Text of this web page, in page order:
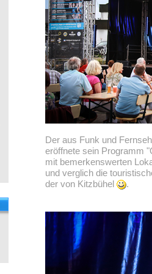
Der aus Funk und
eröffnete sein Programm
mit bemerkenswerten
und verglich die
der von Kitzbühel
.